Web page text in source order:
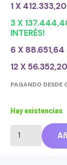
1 X
3 X
INTERÉS!
6 X 88.651,64
12 X
PAGANDO DESDE
Hay existencias
ASROCK
(LGA1851)